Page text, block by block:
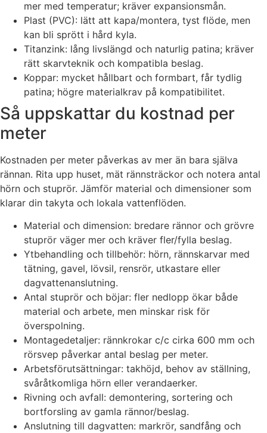
mer med temperatur; kräver expansionsmån.
Plast (PVC): lätt att kapa/montera, tyst flöde, men
kan bli sprött i hård kyla.
Titanzink: lång livslängd och naturlig patina; kräver
rätt skarvteknik och kompatibla beslag.
Koppar: mycket hållbart och formbart, får tydlig
patina; högre materialkrav på kompatibilitet.
Så uppskattar du kostnad per
meter
Kostnaden per meter påverkas av mer än bara själva
rännan. Rita upp huset, mät rännsträckor och notera antal
hörn och stuprör. Jämför material och dimensioner som
klarar din takyta och lokala vattenflöden.
Material och dimension: bredare rännor och grövre
stuprör väger mer och kräver fler/fylla beslag.
Ytbehandling och tillbehör: hörn, rännskarvar med
tätning, gavel, lövsil, rensrör, utkastare eller
dagvattenanslutning.
Antal stuprör och böjar: fler nedlopp ökar både
material och arbete, men minskar risk för
överspolning.
Montagedetaljer: rännkrokar c/c cirka 600 mm och
rörsvep påverkar antal beslag per meter.
Arbetsförutsättningar: takhöjd, behov av ställning,
svåråtkomliga hörn eller verandaerker.
Rivning och avfall: demontering, sortering och
bortforsling av gamla rännor/beslag.
Anslutning till dagvatten: markrör, sandfång och